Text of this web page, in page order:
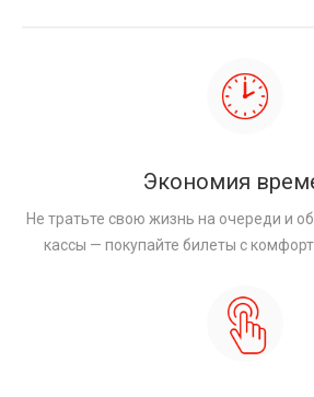
Экономия
Не тратьте свою жизнь на очереди и
кассы — покупайте билеты с